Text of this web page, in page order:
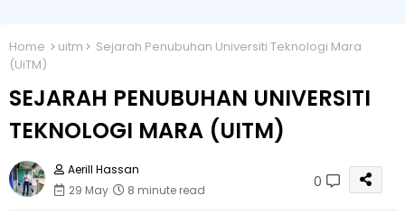
Home uitm
Sejarah Penubuhan Universiti Teknologi Mara
(UiTM)
SEJARAH PENUBUHAN UNIVERSITI
TEKNOLOGI MARA (UITM)
Aerill Hassan
29 May
8 minute read 0